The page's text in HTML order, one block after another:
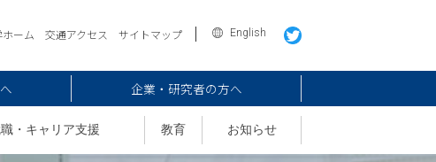
ーム 交通アクセス サイトマップ English
企業・研究者の方へ
・キャリア支援 教育 お知らせ